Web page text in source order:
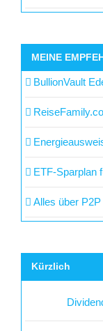
MEINE
BullionVault
ETF-Sparplan
Alles über
Kürzlich